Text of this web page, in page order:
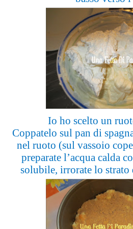
Io ho scelto un
Coppatelo sul pan di
nel ruoto (sul vassoio
preparate l’acqua calda
solubile, irrorate lo strato